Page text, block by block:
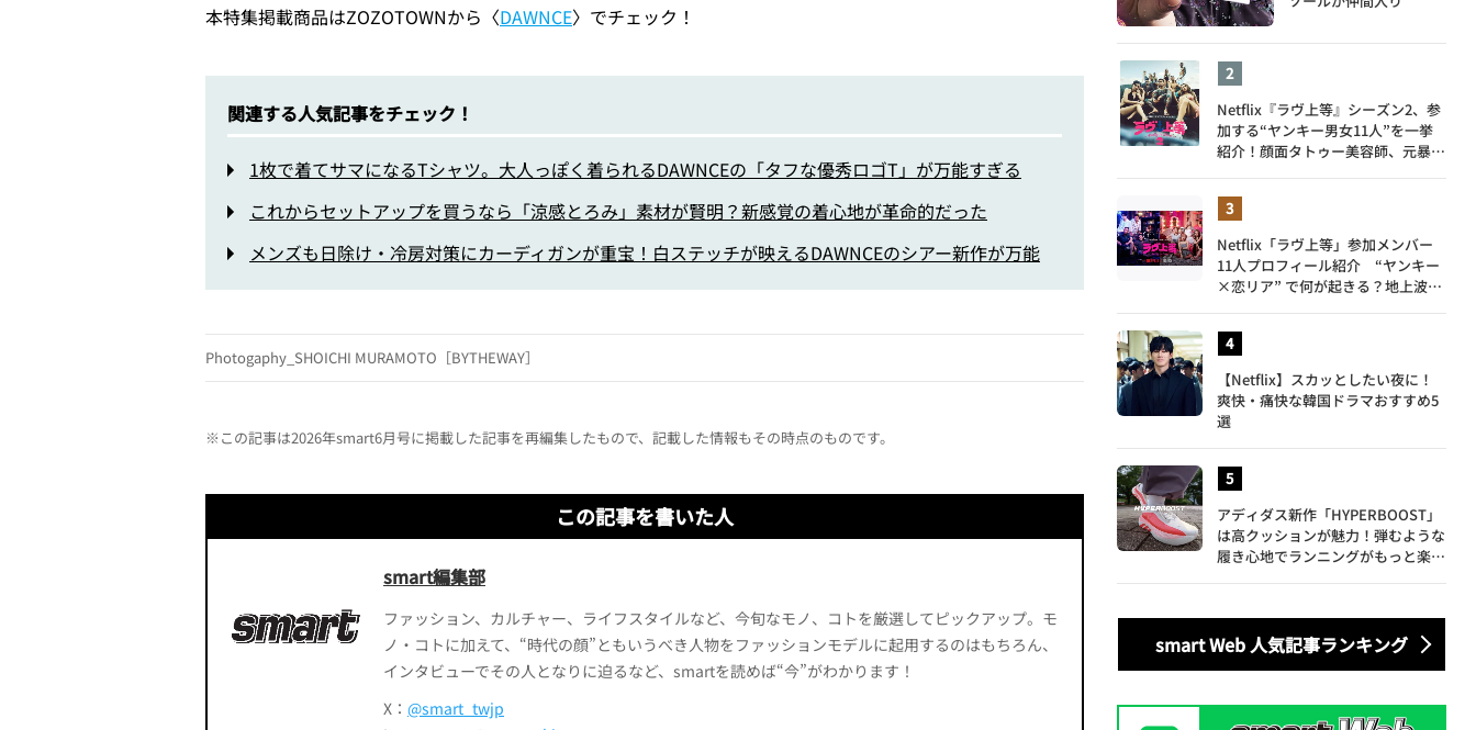
本特集掲載商品はZOZOTOWNから〈DAWNCE〉でチェック！
関連する人気記事をチェック！
1枚で着てサマになるTシャツ。大人っぽく着られるDAWNCEの「タフな優秀ロゴT」が万能すぎる
これからセットアップを買うなら「涼感とろみ」素材が賢明？新感覚の着心地が革命的だった
メンズも日除け・冷房対策にカーディガンが重宝！白ステッチが映えるDAWNCEのシアー新作が万能
Photogaphy_SHOICHI MURAMOTO［BYTHEWAY］
※この記事は2026年smart6月号に掲載した記事を再編集したもので、記載した情報もその時点のものです。
この記事を書いた人
smart編集部
ファッション、カルチャー、ライフスタイルなど、今旬なモノ、コトを厳選してピックアップ。モ
ノ・コトに加えて、“時代の顔”ともいうべき人物をファッションモデルに起用するのはもちろん、
インタビューでその人となりに迫るなど、smartを読めば“今”がわかります！
X： @smart_twjp
Netflix『ラヴ上等』シーズン2、参
加する“ヤンキー男女11人”を一挙
紹介！顔面タトゥー美容師、元暴走
Netflix「ラヴ上等」参加メンバー
11人プロフィール紹介 “ヤンキー
×恋リア” で何が起きる？地上波で
が爆誕
【Netflix】スカッとしたい夜に！
爽快・痛快な韓国ドラマおすすめ5
選
アディダス新作「HYPERBOOST」
は高クッションが魅力！弾むような
履き心地でランニングがもっと楽し
smart Web 人気記事ランキング